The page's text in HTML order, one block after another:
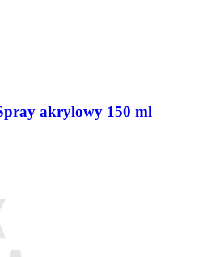
akrylowy 150 ml